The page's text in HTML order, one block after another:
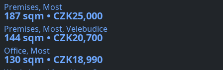
Premises, Most
187 sqm • CZK25,000
Premises, Most, Velebudice
144 sqm • CZK20,700
Office, Most
130 sqm • CZK18,990